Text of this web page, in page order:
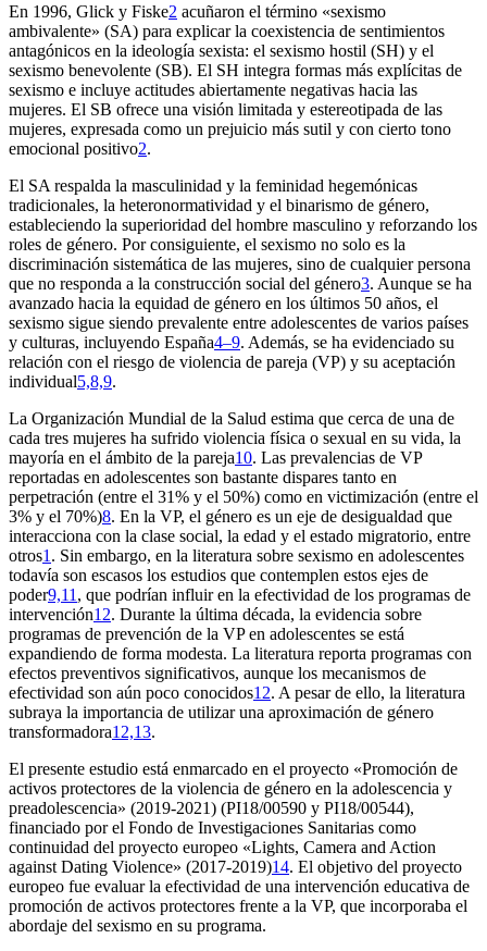
En 1996, Glick y Fiske2 acuñaron el término «sexismo
ambivalente» (SA) para explicar la coexistencia de sentimientos
antagónicos en la ideología sexista: el sexismo hostil (SH) y el
sexismo benevolente (SB). El SH integra formas más explícitas de
sexismo e incluye actitudes abiertamente negativas hacia las
mujeres. El SB ofrece una visión limitada y estereotipada de las
mujeres, expresada como un prejuicio más sutil y con cierto tono
emocional positivo2.
El SA respalda la masculinidad y la feminidad hegemónicas
tradicionales, la heteronormatividad y el binarismo de género,
estableciendo la superioridad del hombre masculino y reforzando los
roles de género. Por consiguiente, el sexismo no solo es la
discriminación sistemática de las mujeres, sino de cualquier persona
que no responda a la construcción social del género3. Aunque se ha
avanzado hacia la equidad de género en los últimos 50 años, el
sexismo sigue siendo prevalente entre adolescentes de varios países
y culturas, incluyendo España4–9. Además, se ha evidenciado su
relación con el riesgo de violencia de pareja (VP) y su aceptación
individual5,8,9.
La Organización Mundial de la Salud estima que cerca de una de
cada tres mujeres ha sufrido violencia física o sexual en su vida, la
mayoría en el ámbito de la pareja10. Las prevalencias de VP
reportadas en adolescentes son bastante dispares tanto en
perpetración (entre el 31% y el 50%) como en victimización (entre el
3% y el 70%)8. En la VP, el género es un eje de desigualdad que
interacciona con la clase social, la edad y el estado migratorio, entre
otros1 . Sin embargo, en la literatura sobre sexismo en adolescentes
todavía son escasos los estudios que contemplen estos ejes de
poder9,11 , que podrían influir en la efectividad de los programas de
intervención12. Durante la última década, la evidencia sobre
programas de prevención de la VP en adolescentes se está
expandiendo de forma modesta. La literatura reporta programas con
efectos preventivos significativos, aunque los mecanismos de
efectividad son aún poco conocidos12. A pesar de ello, la literatura
subraya la importancia de utilizar una aproximación de género
transformadora12,13.
El presente estudio está enmarcado en el proyecto «Promoción de
activos protectores de la violencia de género en la adolescencia y
preadolescencia» (2019-2021) (PI18/00590 y PI18/00544),
financiado por el Fondo de Investigaciones Sanitarias como
continuidad del proyecto europeo «Lights, Camera and Action
against Dating Violence» (2017-2019)14. El objetivo del proyecto
europeo fue evaluar la efectividad de una intervención educativa de
promoción de activos protectores frente a la VP, que incorporaba el
abordaje del sexismo en su programa.